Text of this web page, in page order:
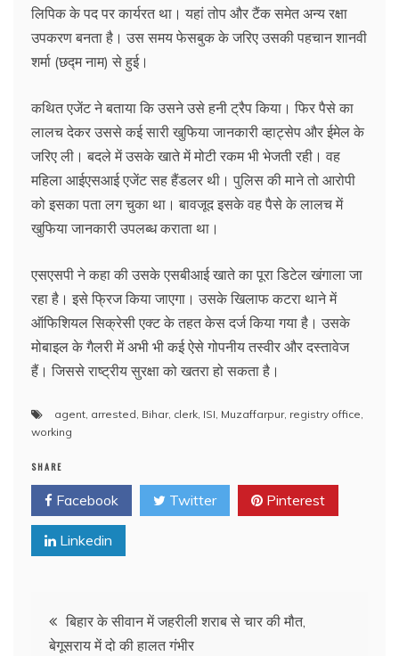
लिपिक के पद पर कार्यरत था। यहां तोप और टैंक समेत अन्य रक्षा
उपकरण बनता है। उस समय फेसबुक के जरिए उसकी पहचान शानवी
शर्मा (छद्म नाम) से हुई।
कथित एजेंट ने बताया कि उसने उसे हनी ट्रैप किया। फिर पैसे का
लालच देकर उससे कई सारी खुफिया जानकारी व्हाट्सेप और ईमेल के
जरिए ली। बदले में उसके खाते में मोटी रकम भी भेजती रही। वह
महिला आईएसआई एजेंट सह हैंडलर थी। पुलिस की माने तो आरोपी
को इसका पता लग चुका था। बावजूद इसके वह पैसे के लालच में
खुफिया जानकारी उपलब्ध कराता था।
एसएसपी ने कहा की उसके एसबीआई खाते का पूरा डिटेल खंगाला जा
रहा है। इसे फ्रिज किया जाएगा। उसके खिलाफ कटरा थाने में
ऑफिशियल सिक्रेसी एक्ट के तहत केस दर्ज किया गया है। उसके
मोबाइल के गैलरी में अभी भी कई ऐसे गोपनीय तस्वीर और दस्तावेज
हैं। जिससे राष्ट्रीय सुरक्षा को खतरा हो सकता है।
agent arrested Bihar, clerk ISI Muzaffarpur, registry office
working
SHARE
Facebook Twitter Pinterest
Linkedin
Postबिहार के सीवान में जहरीली शराब से चार की मौत,
बेगूसराय में दो की हालत गंभीर